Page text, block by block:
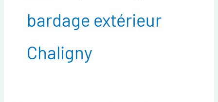
bardage extérieur
Chaligny